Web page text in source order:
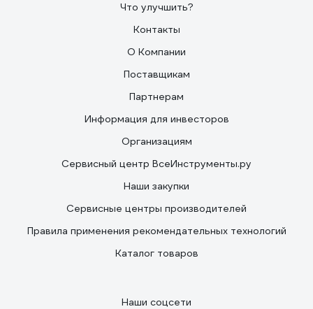
Что улучшить?
Контакты
О Компании
Поставщикам
Партнерам
Информация для инвесторов
Организациям
Сервисный центр ВсеИнструменты.ру
Наши закупки
Сервисные центры производителей
Правила применения рекомендательных технологий
Каталог товаров
Наши соцсети